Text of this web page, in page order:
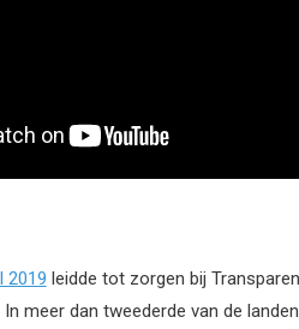
2019 leidde tot zorgen bij
In meer dan tweederde van de